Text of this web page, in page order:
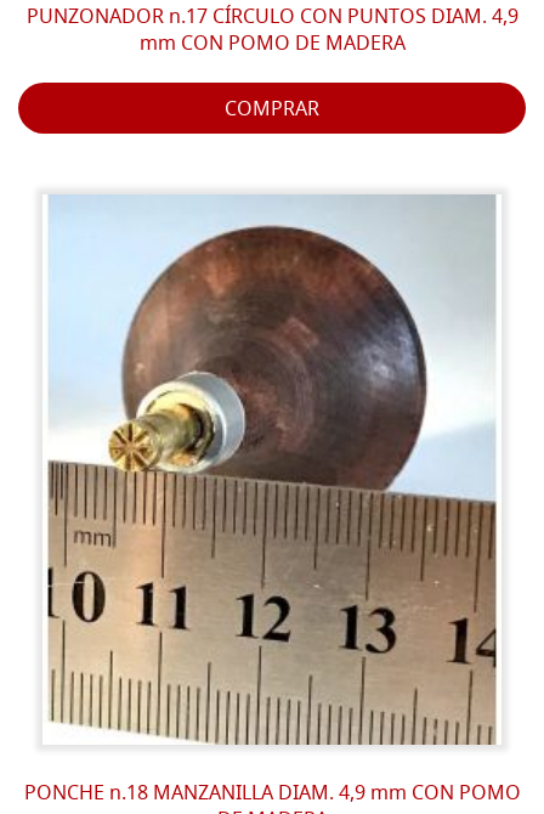
PUNZONADOR n.17 CÍRCULO CON PUNTOS DIAM. 4,9
mm CON POMO DE MADERA
COMPRAR
PONCHE n.18 MANZANILLA DIAM. 4,9 mm CON POMO